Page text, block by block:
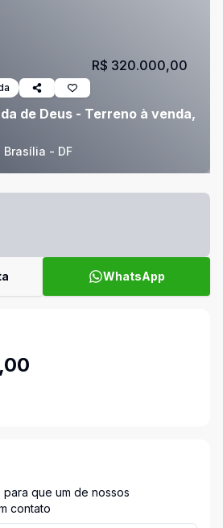
de Deus - Terreno à venda,
- DF
R$ 320.000,00
WhatsApp
que um de nossos
contato